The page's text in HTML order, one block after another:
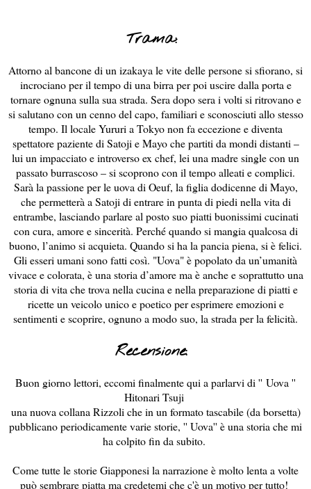
Trama:
Attorno al bancone di un izakaya le vite delle persone si sfiorano, si
incrociano per il tempo di una birra per poi uscire dalla porta e
tornare ognuna sulla sua strada. Sera dopo sera i volti si ritrovano e
si salutano con un cenno del capo, familiari e sconosciuti allo stesso
tempo. Il locale Yururi a Tokyo non fa eccezione e diventa
spettatore paziente di Satoji e Mayo che partiti da mondi distanti –
lui un impacciato e introverso ex chef, lei una madre single con un
passato burrascoso – si scoprono con il tempo alleati e complici.
Sarà la passione per le uova di Oeuf, la figlia dodicenne di Mayo,
che permetterà a Satoji di entrare in punta di piedi nella vita di
entrambe, lasciando parlare al posto suo piatti buonissimi cucinati
con cura, amore e sincerità. Perché quando si mangia qualcosa di
buono, l’animo si acquieta. Quando si ha la pancia piena, si è felici.
Gli esseri umani sono fatti così. "Uova" è popolato da un’umanità
vivace e colorata, è una storia d’amore ma è anche e soprattutto una
storia di vita che trova nella cucina e nella preparazione di piatti e
ricette un veicolo unico e poetico per esprimere emozioni e
sentimenti e scoprire, ognuno a modo suo, la strada per la felicità.
Recensione:
Buon giorno lettori, eccomi finalmente qui a parlarvi di '' Uova ''
Hitonari Tsuji
una nuova collana Rizzoli che in un formato tascabile (da borsetta)
pubblicano periodicamente varie storie, '' Uova'' è una storia che mi
ha colpito fin da subito.
Come tutte le storie Giapponesi la narrazione è molto lenta a volte
può sembrare piatta ma credetemi che c'è un motivo per tutto!